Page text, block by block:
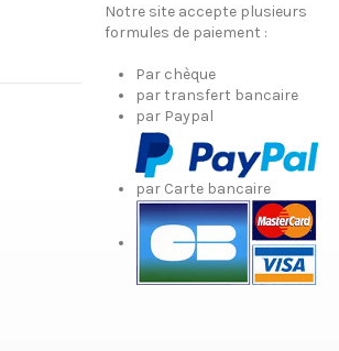
Notre site accepte plusieurs
formules de paiement :
Par chèque
par transfert bancaire
par Paypal
par Carte bancaire